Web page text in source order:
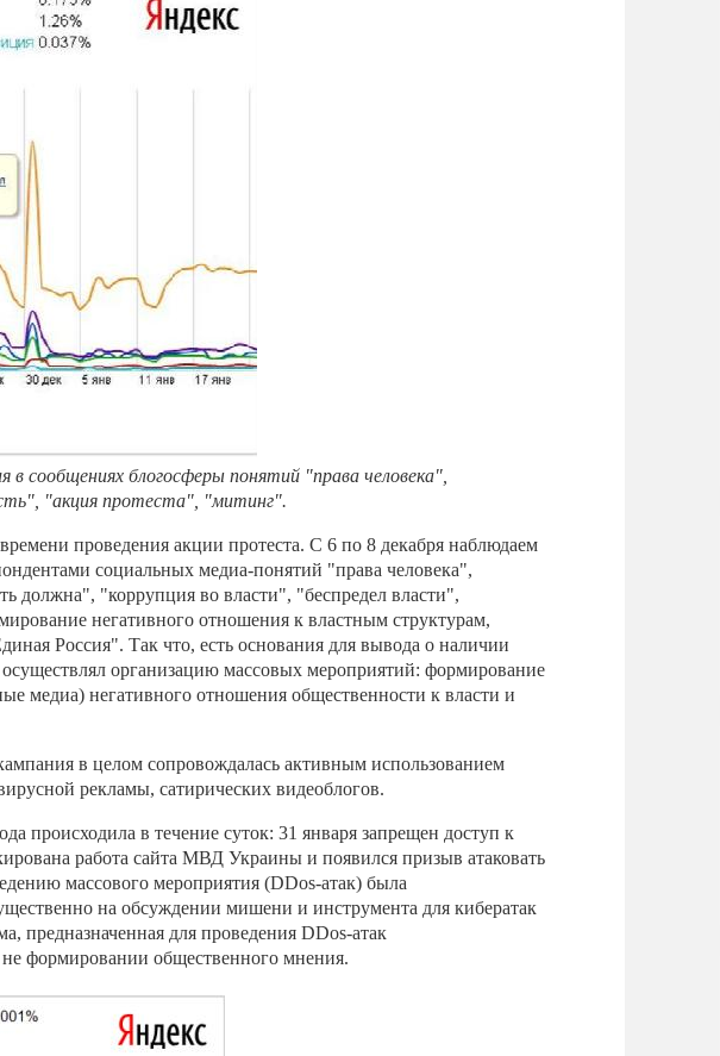
сообщениях блогосферы понятий "права человека",
"акция протеста", "митинг".
проведения акции протеста. С 6 по 8 декабря наблюдаем
социальных медиа-понятий "права человека",
должна", "коррупция во власти", "беспредел власти",
негативного отношения к властным структурам,
Россия". Так что, есть основания для вывода о наличии
организацию массовых мероприятий: формирование
медиа) негативного отношения общественности к власти и
в целом сопровождалась активным использованием
рекламы, сатирических видеоблогов.
происходила в течение суток: 31 января запрещен доступ к
работа сайта МВД Украины и появился призыв атаковать
массового мероприятия (DDos-атак) была
на обсуждении мишени и инструмента для кибератак
предназначенная для проведения DDos-атак
формировании общественного мнения.